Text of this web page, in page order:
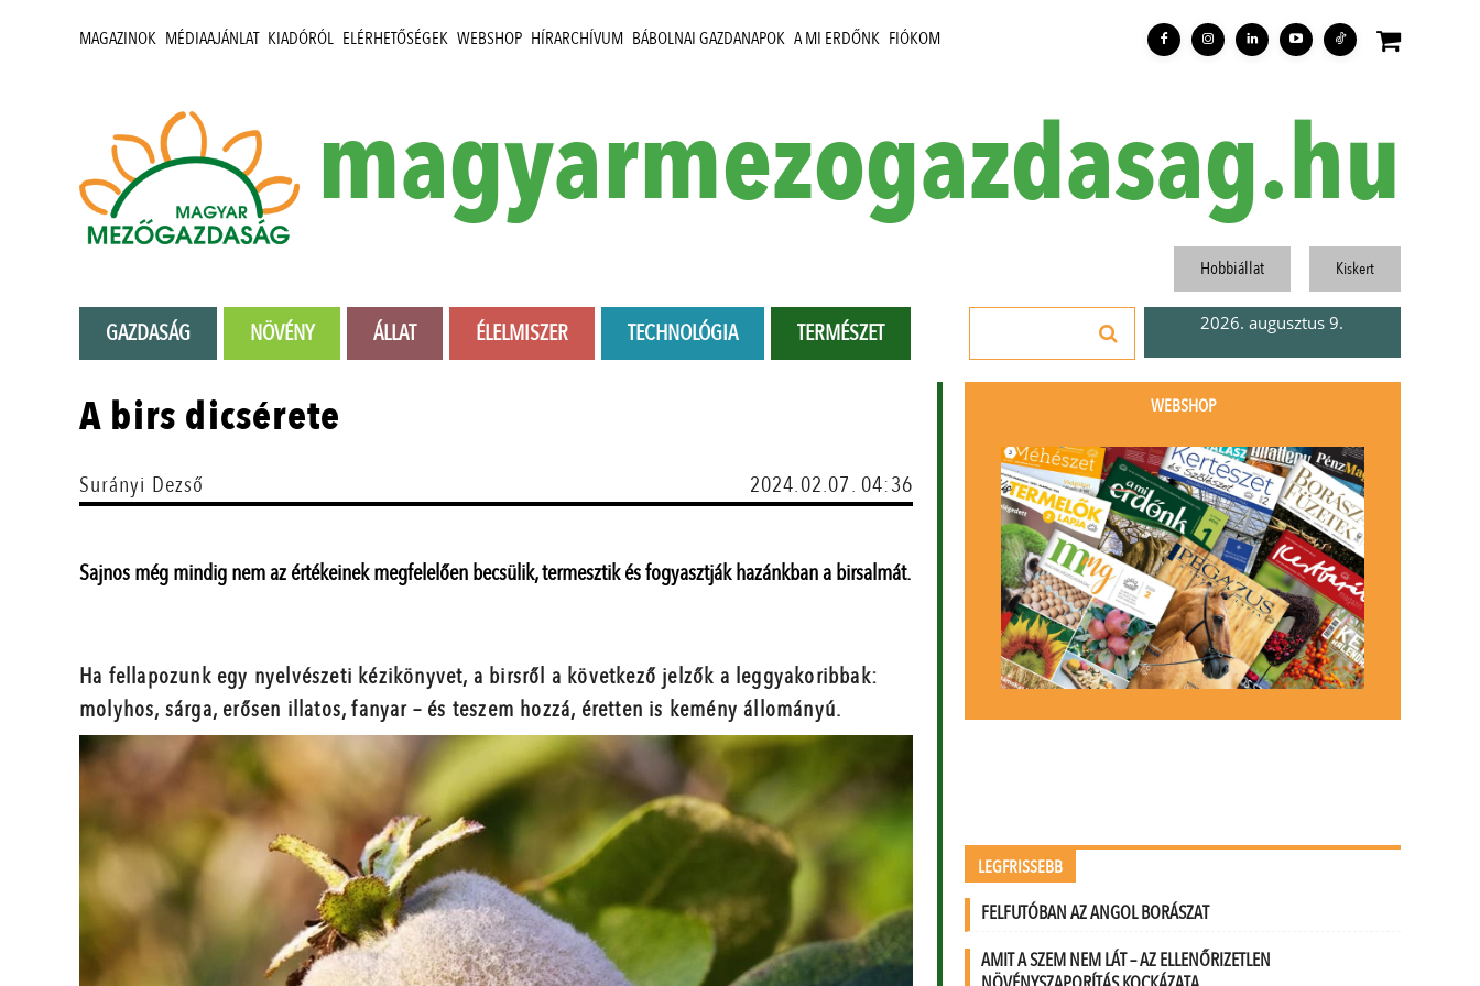
MAGAZINOK MÉDIAAJÁNLAT KIADÓRÓL ELÉRHETŐSÉGEK WEBSHOP HÍRARCHÍVUM BÁBOLNAI GAZDANAPOK A MI ERDŐNK FIÓKOM
magyarmezogazdasag.hu
GAZDASÁG NÖVÉNY ÁLLAT ÉLELMISZER TECHNOLÓGIA TERMÉSZET
Hobbiállat Kiskert
2026. augusztus 9.
A birs dicsérete
Surányi Dezső 2024.02.07. 04:36
Sajnos még mindig nem az értékeinek megfelelően becsülik, termesztik és fogyasztják hazánkban a birsalmát.
Ha fellapozunk egy nyelvészeti kézikönyvet, a birsről a következő jelzők a leggyakoribbak:
molyhos, sárga, erősen illatos, fanyar – és teszem hozzá, éretten is kemény állományú.
WEBSHOP
LEGFRISSEBB
FELFUTÓBAN AZ ANGOL BORÁSZAT
AMIT A SZEM NEM LÁT – AZ ELLENŐRIZETLEN